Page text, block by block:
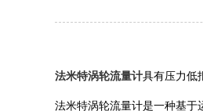
法米特涡轮流量计具有压力低
法米特涡轮流量计是一种基于